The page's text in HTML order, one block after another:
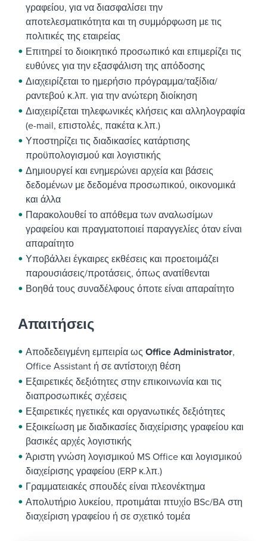
γραφείου, για να διασφαλίσει την
αποτελεσματικότητα και τη συμμόρφωση με τις
πολιτικές της εταιρείας
Επιτηρεί το διοικητικό προσωπικό και επιμερίζει τις
ευθύνες για την εξασφάλιση της απόδοσης
Διαχειρίζεται το ημερήσιο πρόγραμμα/ταξίδια/
ραντεβού κ.λπ. για την ανώτερη διοίκηση
Διαχειρίζεται τηλεφωνικές κλήσεις και αλληλογραφία
(e-mail, επιστολές, πακέτα κ.λπ.)
Υποστηρίζει τις διαδικασίες κατάρτισης
προϋπολογισμού και λογιστικής
Δημιουργεί και ενημερώνει αρχεία και βάσεις
δεδομένων με δεδομένα προσωπικού, οικονομικά
και άλλα
Παρακολουθεί το απόθεμα των αναλωσίμων
γραφείου και πραγματοποιεί παραγγελίες όταν είναι
απαραίτητο
Υποβάλλει έγκαιρες εκθέσεις και προετοιμάζει
παρουσιάσεις/προτάσεις, όπως ανατίθενται
Βοηθά τους συναδέλφους όποτε είναι απαραίτητο
Απαιτήσεις
Αποδεδειγμένη εμπειρία ως Office Administrator,
Office Assistant ή σε αντίστοιχη θέση
Εξαιρετικές δεξιότητες στην επικοινωνία και τις
διαπροσωπικές σχέσεις
Εξαιρετικές ηγετικές και οργανωτικές δεξιότητες
Εξοικείωση με διαδικασίες διαχείρισης γραφείου και
βασικές αρχές λογιστικής
Άριστη γνώση λογισμικού MS Office και λογισμικού
διαχείρισης γραφείου (ERP κ.λπ.)
Γραμματειακές σπουδές είναι πλεονέκτημα
Απολυτήριο λυκείου, προτιμάται πτυχίο BSc/BA στη
διαχείριση γραφείου ή σε σχετικό τομέα